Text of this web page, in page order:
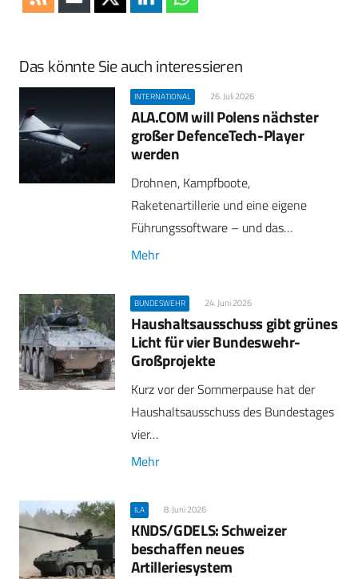
Das könnte Sie auch interessieren
INTERNATIONAL 26. Juli 2026
ALA.COM will Polens nächster
großer DefenceTech-Player
werden
Drohnen, Kampfboote,
Raketenartillerie und eine eigene
Führungssoftware – und das…
Mehr
BUNDESWEHR 24. Juni 2026
Haushaltsausschuss gibt grünes
Licht für vier Bundeswehr-
Großprojekte
Kurz vor der Sommerpause hat der
Haushaltsausschuss des Bundestages
vier…
Mehr
ILA 8. Juni 2026
KNDS/GDELS: Schweizer
beschaffen neues
Artilleriesystem